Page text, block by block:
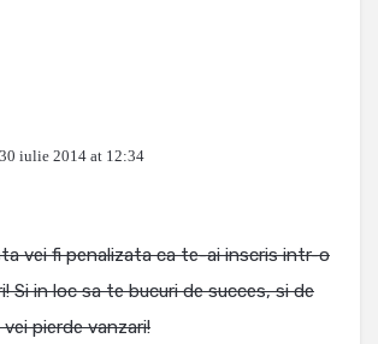
30 iulie 2014 at 12:34
vei fi penalizata ca te-ai inscris intr-o
Si in loc sa te bucuri de succes, si de
pierde vanzari!